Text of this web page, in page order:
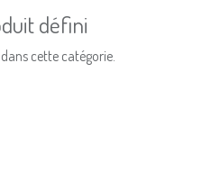
défini
cette catégorie.